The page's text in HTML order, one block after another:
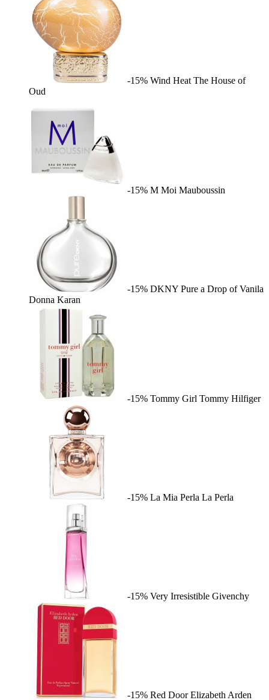
-15% Wind Heat The House of
Oud
-15% M Moi Mauboussin
-15% DKNY Pure a Drop of Vanila
Donna Karan
-15% Tommy Girl Tommy Hilfiger
-15% La Mia Perla La Perla
-15% Very Irresistible Givenchy
-15% Red Door Elizabeth Arden